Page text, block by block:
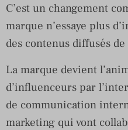
C’est un changement
marque n’essaye plus
des contenus diffusés de
La marque devient
d’influenceurs par
de communication
marketing qui vont